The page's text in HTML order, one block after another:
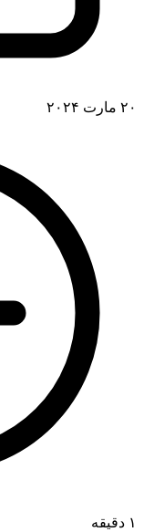
۲۰ مارت ۲۰۲۴
۱ دقیقه